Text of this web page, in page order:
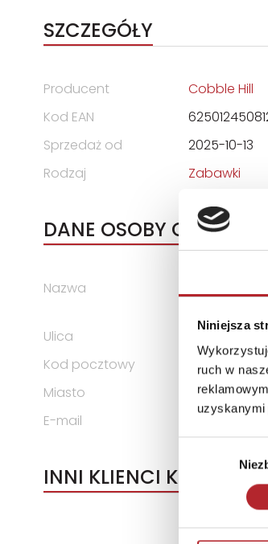
Niniejsza
ruch w
uzyskanymi
SZCZEGÓŁY
Producent
Cobble Hill
Kod EAN
Sprzedaż od
2025-10-13
Rodzaj
Zabawki
DANE OSOBY
Nazwa
Ulica
ul.
Kod pocztowy
62-510
Miasto
Konin
E-mail
INNI KLIENCI KUPOWALI